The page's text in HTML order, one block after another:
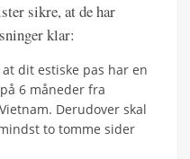
sikre, at de har
klar:
at dit estiske pas har en
6 måneder fra
Derudover skal
to tomme sider